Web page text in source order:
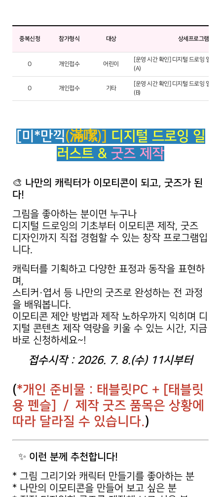
중복신청 참가형식 대상 상세프로그램명
O 개인접수 어린이
[운영 시간 확인] 디지털 드로잉 일러
(A)
O 개인접수 기타
[운영 시간 확인] 디지털 드로잉 일러
(B)
[미*만끽(滿噄)] 디지털 드로잉 일
러스트 & 굿즈 제작
🎨 나만의 캐릭터가 이모티콘이 되고, 굿즈가 된
다!
그림을 좋아하는 분이면 누구나
디지털 드로잉의 기초부터 이모티콘 제작, 굿즈
디자인까지 직접 경험할 수 있는 창작 프로그램입
니다.
캐릭터를 기획하고 다양한 표정과 동작을 표현하
며,
스티커·엽서 등 나만의 굿즈로 완성하는 전 과정
을 배워봅니다.
이모티콘 제안 방법과 제작 노하우까지 익히며 디
지털 콘텐츠 제작 역량을 키울 수 있는 시간, 지금
바로 신청하세요~!
접수시작 : 2026. 7. 8.(수) 11시부터
(*개인 준비물 : 태블릿PC + [태블릿
용 펜슬] / 제작 굿즈 품목은 상황에
따라 달라질 수 있습니다.)
✨ 이런 분께 추천합니다!
* 그림 그리기와 캐릭터 만들기를 좋아하는 분
* 나만의 이모티콘을 만들어 보고 싶은 분